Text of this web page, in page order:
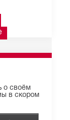
о своём
в скором